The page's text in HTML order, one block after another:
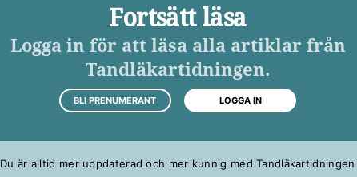
Fortsätt läsa
Logga in för att läsa alla artiklar från
Tandläkartidningen.
BLI PRENUMERANT LOGGA IN
Du är alltid mer uppdaterad och mer kunnig med Tandläkartidningen